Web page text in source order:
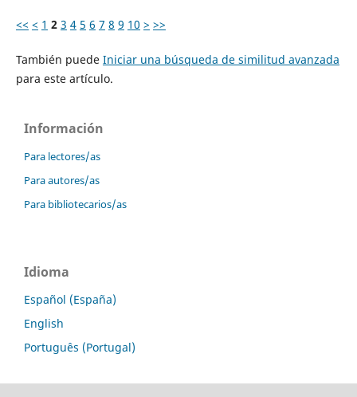
<< < 1 2 3 4 5 6 7 8 9 10 > >>
También puede Iniciar una búsqueda de similitud avanzada
para este artículo.
Información
Para lectores/as
Para autores/as
Para bibliotecarios/as
Idioma
Español (España)
English
Português (Portugal)